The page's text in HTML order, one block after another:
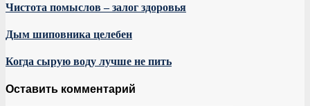
Чистота помыслов – залог здоровья
Дым шиповника целебен
Когда сырую воду лучше не пить
Оставить комментарий